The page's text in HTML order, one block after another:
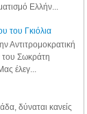
Ελλήν...
του Γκιόλια
Αντιτρομοκρατική
του Σωκράτη
έλεγ...
δύναται κανείς